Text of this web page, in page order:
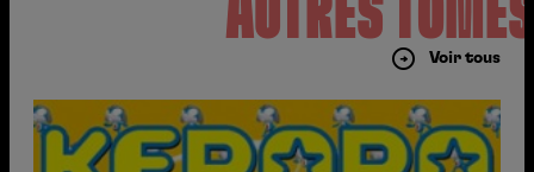
AUTRES
Voir tous